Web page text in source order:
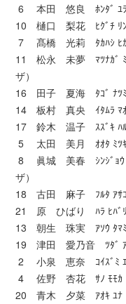
6 本田 悠良 ﾎﾝﾀﾞ ﾕﾗ
10 樋口 梨花 ﾋｸﾞﾁ ﾘﾝｶ
7 髙橋 光莉 ﾀｶﾊｼ ﾋｶﾘ
11 松永 未夢 ﾏﾂﾅｶﾞ ﾐ
ザ）
16 田子 夏海 ﾀｺﾞ ﾅﾂﾐ
14 板村 真央 ｲﾀﾑﾗ ﾏｵ
17 鈴木 温子 ｽｽﾞｷ ﾊﾙｺ
5 太田 美月 ｵｵﾀ ﾐﾂｷ
8 眞城 美春 ｼﾝｼﾞｮｳ ﾐ
ザ）
18 古田 麻子 ﾌﾙﾀ ｱｻｺ
21 原 ひばり ﾊﾗ ﾋﾊﾞﾘ
13 朝生 珠実 ｱｿｳ ﾀﾏﾐ
19 津田 愛乃音 ﾂﾀﾞ ｱﾉ
2 小泉 恵奈 ｺｲｽﾞﾐ ｴﾅ
4 佐野 杏花 ｻﾉ ﾓﾓｶ（
20 青木 夕菜 ｱｵｷ ﾕﾅ（